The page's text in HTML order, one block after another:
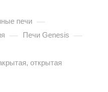
печи —
— Печи Genesis —
открытая